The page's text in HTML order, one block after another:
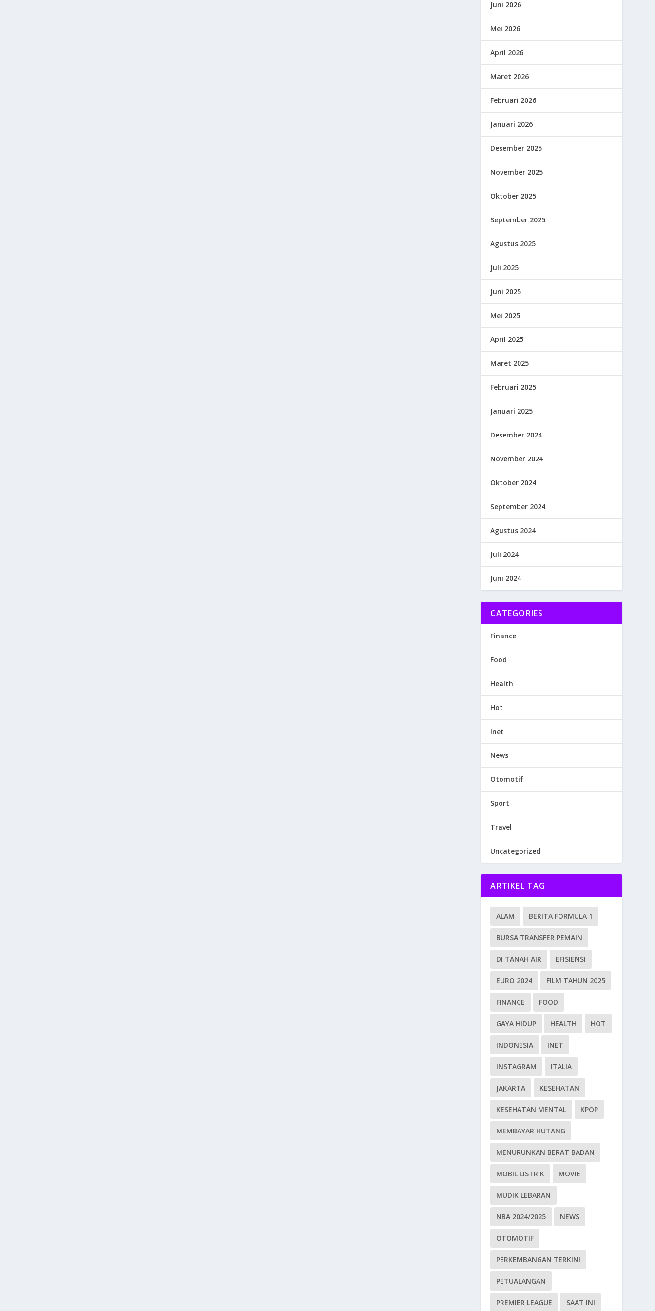
Juni 2026
Mei 2026
April 2026
Maret 2026
Februari 2026
Januari 2026
Desember 2025
November 2025
Oktober 2025
September 2025
Agustus 2025
Juli 2025
Juni 2025
Mei 2025
April 2025
Maret 2025
Februari 2025
Januari 2025
Desember 2024
November 2024
Oktober 2024
September 2024
Agustus 2024
Juli 2024
Juni 2024
CATEGORIES
Finance
Food
Health
Hot
Inet
News
Otomotif
Sport
Travel
Uncategorized
ARTIKEL TAG
ALAM BERITA FORMULA 1
BURSA TRANSFER PEMAIN
DI TANAH AIR EFISIENSI
EURO 2024 FILM TAHUN 2025
FINANCE FOOD
GAYA HIDUP HEALTH HOT
INDONESIA INET
INSTAGRAM ITALIA
JAKARTA KESEHATAN
KESEHATAN MENTAL KPOP
MEMBAYAR HUTANG
MENURUNKAN BERAT BADAN
MOBIL LISTRIK MOVIE
MUDIK LEBARAN
NBA 2024/2025 NEWS
OTOMOTIF
PERKEMBANGAN TERKINI
PETUALANGAN
PREMIER LEAGUE SAAT INI